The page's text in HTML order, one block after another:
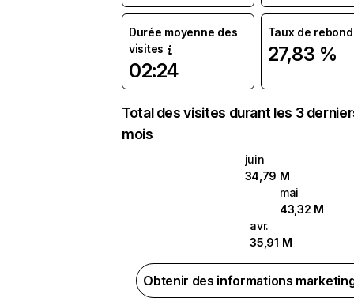
Durée moyenne des
visites
02:24
Taux de rebond
27,83 %
Total des visites durant les 3
mois
juin
34,79 M
mai
43,32 M
avr.
35,91 M
Obtenir des informations